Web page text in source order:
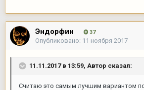
Эндорфин 37
Опубликовано: 11 ноября 2017
11.11.2017 в 13:59, Автор сказал:
Считаю это самым лучшим вариантом